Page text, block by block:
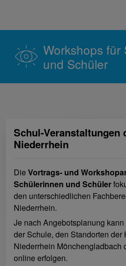
Workshops für
und Schüler
Schul-Veranstaltungen
Niederrhein
Die Vortrags- und
Schülerinnen und Schüler
den unterschiedlichen
Niederrhein.
Je nach Angebotsplanung
der Schule, den Standorten der
Niederrhein Mönchengladbach
online erfolgen.